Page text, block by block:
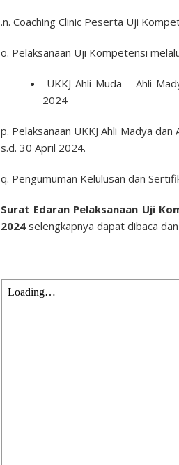
.n. Coaching Clinic Peserta Uji
o. Pelaksanaan Uji Kompetensi
UKKJ Ahli Muda – Ahli
2024
p. Pelaksanaan UKKJ Ahli Madya
s.d. 30 April 2024.
q. Pengumuman Kelulusan dan
Surat Edaran Pelaksanaan Uji
2024 selengkapnya dapat dibaca